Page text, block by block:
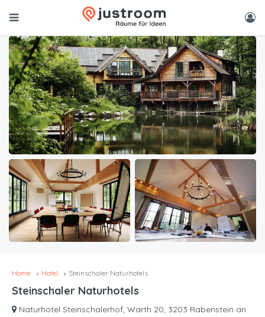
Home Hotel Steinschaler Naturhotels
Steinschaler Naturhotels
Naturhotel Steinschalerhof, Warth 20, 3203 Rabenstein an